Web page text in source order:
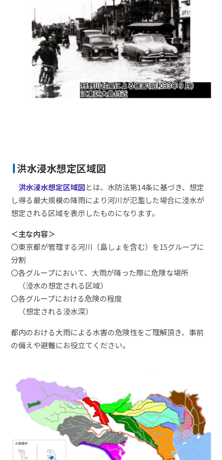
洪水浸水想定区域図
洪水浸水想定区域図とは、水防法第14条に基づき、想定
し得る最大規模の降雨により河川が氾濫した場合に浸水が
想定される区域を表示したものになります。
＜主な内容＞
〇東京都が管理する河川（島しょを含む）を15グループに
分割
〇各グループにおいて、大雨が降った際に危険な場所
（浸水の想定される区域）
〇各グループにおける危険の程度
（想定される浸水深）
都内のおける大雨による水害の危険性をご理解頂き、事前
の備えや避難にお役立てください。